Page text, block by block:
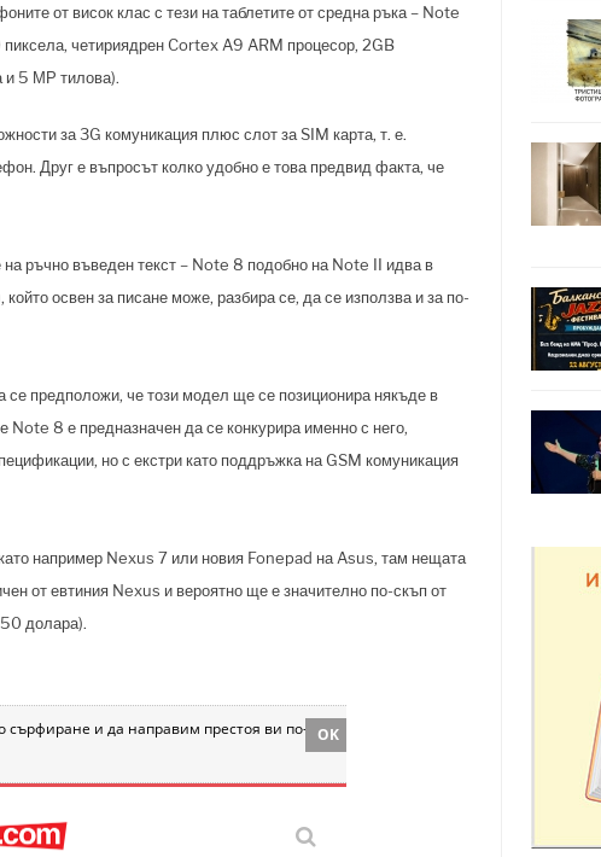
от висок клас с тези на таблетите от средна ръка – Note
четириядрен Cortex A9 ARM процесор, 2GB
и 5 МР тилова).
за 3G комуникация плюс слот за SIM карта, т. е.
Друг е въпросът колко удобно е това предвид факта, че
ръчно въведен текст – Note 8 подобно на Note II идва в
освен за писане може, разбира се, да се използва и за по-
се предположи, че този модел ще се позиционира някъде в
8 е предназначен да се конкурира именно с него,
но с екстри като поддръжка на GSM комуникация
например Nexus 7 или новия Fonepad на Asus, там нещата
от евтиния Nexus и вероятно ще е значително по-скъп от
долара).